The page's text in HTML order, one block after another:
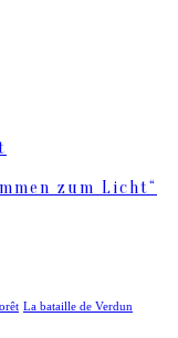
zum Licht“
La bataille de Verdun